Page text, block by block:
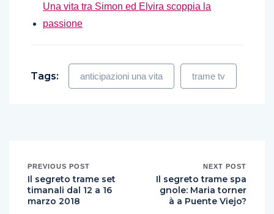
Una vita tra Simon ed Elvira scoppia la
passione
Tags: anticipazioni una vita trame tv
PREVIOUS POST
Il segreto trame set
timanali dal 12 a 16
marzo 2018
NEXT POST
Il segreto trame spa
gnole: Maria torner
à a Puente Viejo?